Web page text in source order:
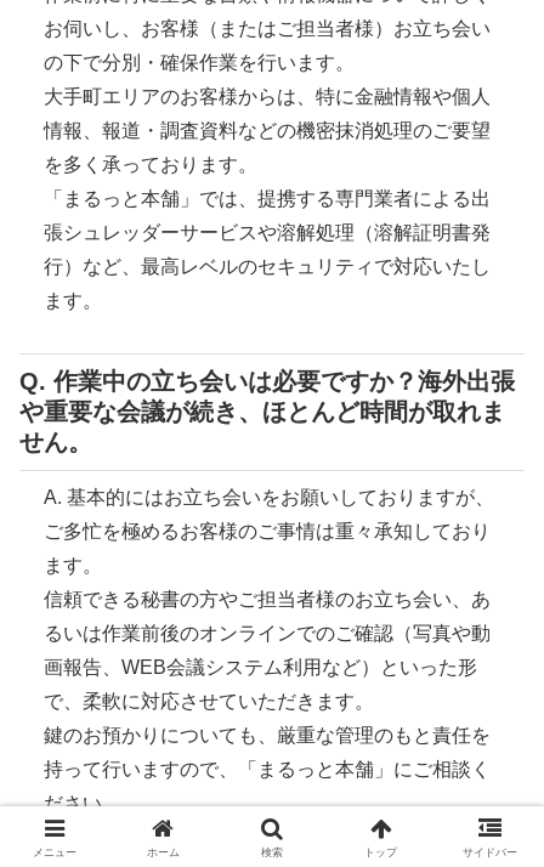
お伺いし、お客様（またはご担当者様）お立ち会い
の下で分別・確保作業を行います。
大手町エリアのお客様からは、特に金融情報や個人
情報、報道・調査資料などの機密抹消処理のご要望
を多く承っております。
「まるっと本舗」では、提携する専門業者による出
張シュレッダーサービスや溶解処理（溶解証明書発
行）など、最高レベルのセキュリティで対応いたし
ます。
Q. 作業中の立ち会いは必要ですか？海外出張
や重要な会議が続き、ほとんど時間が取れま
せん。
A. 基本的にはお立ち会いをお願いしておりますが、
ご多忙を極めるお客様のご事情は重々承知しており
ます。
信頼できる秘書の方やご担当者様のお立ち会い、あ
るいは作業前後のオンラインでのご確認（写真や動
画報告、WEB会議システム利用など）といった形
で、柔軟に対応させていただきます。
鍵のお預かりについても、厳重な管理のもと責任を
持って行いますので、「まるっと本舗」にご相談く
ださい。
メニュー ホーム 検索 トップ サイドバー